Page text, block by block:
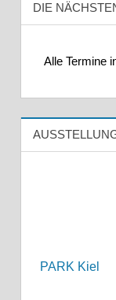
DIE
Alle Termine
PARK Kiel